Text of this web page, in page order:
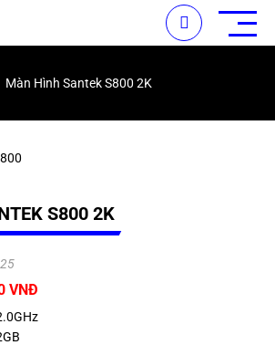
Màn Hình Santek S800 2K
S800 2K
VNĐ